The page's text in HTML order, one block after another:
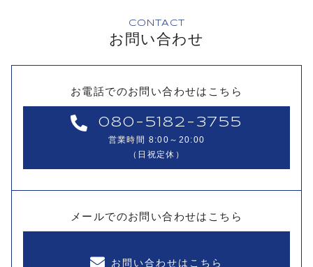
CONTACT
お問い合わせ
お電話でのお問い合わせはこちら
080-5182-3755
営業時間 8:00～20:00
（日祝定休）
メールでのお問い合わせはこちら
お問い合わせはこちら